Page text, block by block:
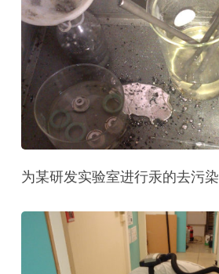
为某研发实验室进行汞的去污染